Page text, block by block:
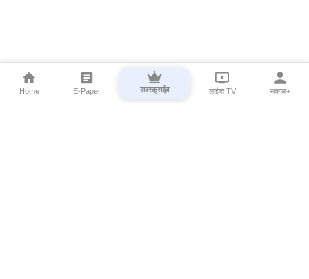
Home E-Paper सबस्क्राईब लाईव्ह TV सकाळ+